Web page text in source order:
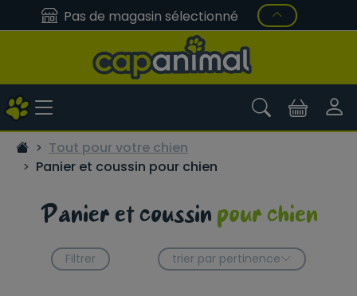
Pas de magasin sélectionné
Tout pour votre chien
Panier et coussin pour chien
Panier et coussin pour chien
Filtrer trier par pertinence